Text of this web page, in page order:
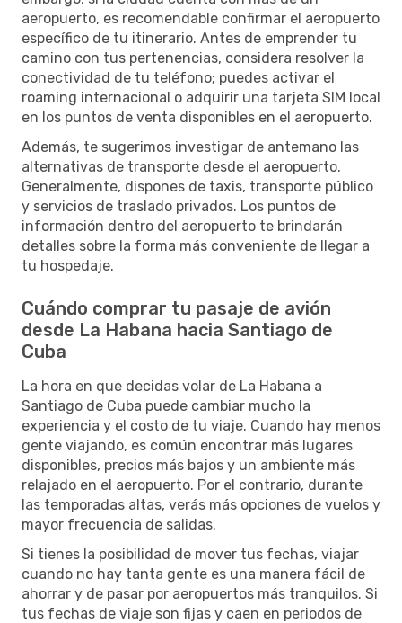
aeropuerto, es recomendable confirmar el aeropuerto
específico de tu itinerario. Antes de emprender tu
camino con tus pertenencias, considera resolver la
conectividad de tu teléfono; puedes activar el
roaming internacional o adquirir una tarjeta SIM local
en los puntos de venta disponibles en el aeropuerto.
Además, te sugerimos investigar de antemano las
alternativas de transporte desde el aeropuerto.
Generalmente, dispones de taxis, transporte público
y servicios de traslado privados. Los puntos de
información dentro del aeropuerto te brindarán
detalles sobre la forma más conveniente de llegar a
tu hospedaje.
Cuándo comprar tu pasaje de avión
desde La Habana hacia Santiago de
Cuba
La hora en que decidas volar de La Habana a
Santiago de Cuba puede cambiar mucho la
experiencia y el costo de tu viaje. Cuando hay menos
gente viajando, es común encontrar más lugares
disponibles, precios más bajos y un ambiente más
relajado en el aeropuerto. Por el contrario, durante
las temporadas altas, verás más opciones de vuelos y
mayor frecuencia de salidas.
Si tienes la posibilidad de mover tus fechas, viajar
cuando no hay tanta gente es una manera fácil de
ahorrar y de pasar por aeropuertos más tranquilos. Si
tus fechas de viaje son fijas y caen en periodos de